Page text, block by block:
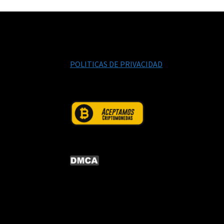
POLITICAS DE PRIVACIDAD